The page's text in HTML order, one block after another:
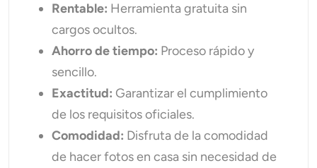
Rentable: Herramienta gratuita sin
cargos ocultos.
Ahorro de tiempo: Proceso rápido y
sencillo.
Exactitud: Garantizar el cumplimiento
de los requisitos oficiales.
Comodidad: Disfruta de la comodidad
de hacer fotos en casa sin necesidad de